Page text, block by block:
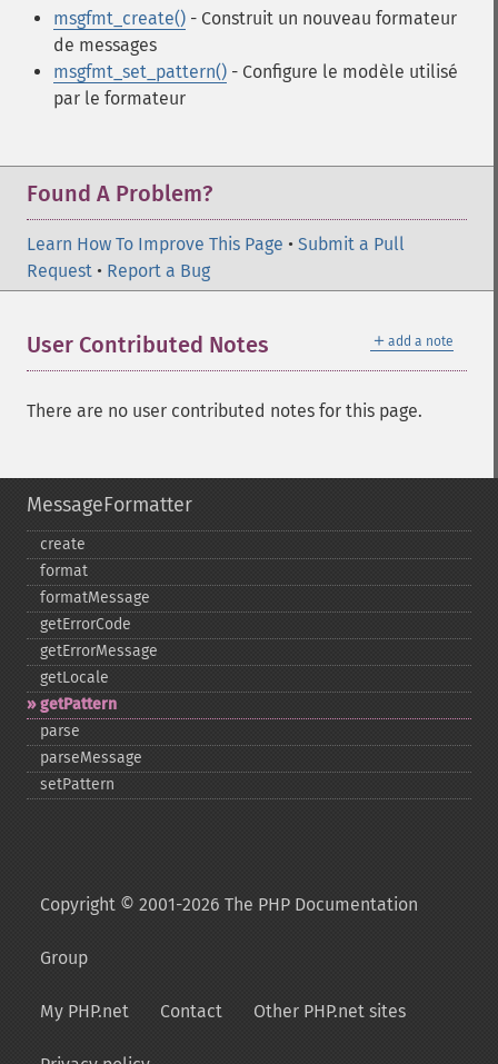
msgfmt_create() - Construit un nouveau formateur
de messages
msgfmt_set_pattern() - Configure le modèle utilisé
par le formateur
Found A Problem?
Learn How To Improve This Page • Submit a Pull
Request • Report a Bug
＋ add a note
User Contributed Notes
There are no user contributed notes for this page.
MessageFormatter
create
format
formatMessage
getErrorCode
getErrorMessage
getLocale
getPattern
parse
parseMessage
setPattern
Copyright © 2001-2026 The PHP Documentation
Group
My PHP.net Contact Other PHP.net sites